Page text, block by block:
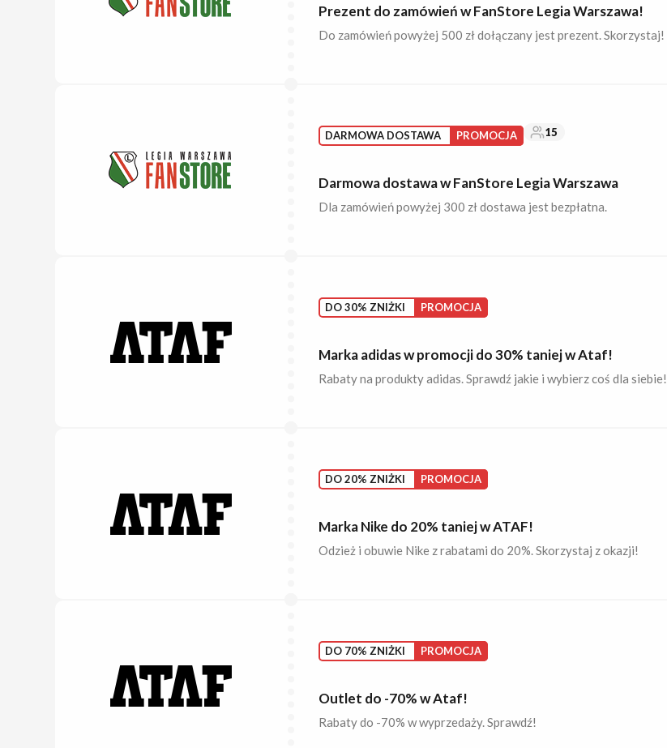
Prezent do zamówień w FanStore Legia Warszawa!
Do zamówień powyżej 500 zł dołączany jest prezent. Skorzystaj!
DARMOWA DOSTAWA PROMOCJA 15
Darmowa dostawa w FanStore Legia Warszawa
Dla zamówień powyżej 300 zł dostawa jest bezpłatna.
DO 30% ZNIŻKI PROMOCJA
Marka adidas w promocji do 30% taniej w Ataf!
Rabaty na produkty adidas. Sprawdź jakie i wybierz coś dla siebie!
DO 20% ZNIŻKI PROMOCJA
Marka Nike do 20% taniej w ATAF!
Odzież i obuwie Nike z rabatami do 20%. Skorzystaj z okazji!
DO 70% ZNIŻKI PROMOCJA
Outlet do -70% w Ataf!
Rabaty do -70% w wyprzedaży. Sprawdź!